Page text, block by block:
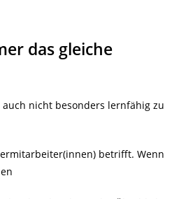
das gleiche
nicht besonders lernfähig zu
betrifft. Wenn